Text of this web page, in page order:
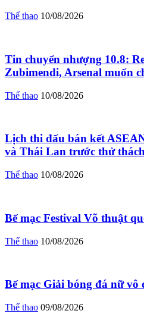
Thể thao 10/08/2026
Tin chuyển nhượng 10.8:
Zubimendi, Arsenal muốn
Thể thao 10/08/2026
Lịch thi đấu bán kết
và Thái Lan trước thử
Thể thao 10/08/2026
Bế mạc Festival Võ thuật
Thể thao 10/08/2026
Bế mạc Giải bóng đá nữ vô
Thể thao 09/08/2026